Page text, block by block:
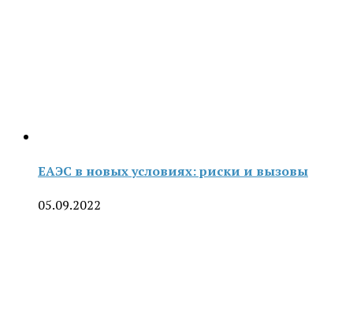
ЕАЭС в новых условиях: риски и вызовы
05.09.2022